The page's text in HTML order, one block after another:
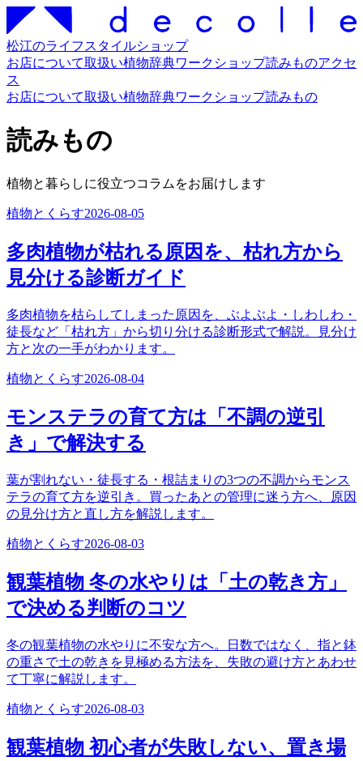
松江のライフスタイルショップ
お店について取扱い植物辞典ワークショップ読みものアクセ
ス
お店について取扱い植物辞典ワークショップ読みもの
読みもの
植物と暮らしに役立つコラムをお届けします
植物とくらす2026-08-05
多肉植物が枯れる原因を、枯れ方から
見分ける診断ガイド
多肉植物を枯らしてしまった原因を、ぶよぶよ・しわしわ・
徒長など「枯れ方」から切り分ける診断形式で解説。見分け
方と次の一手がわかります。
植物とくらす2026-08-04
モンステラの育て方は「不調の逆引
き」で解決する
葉が割れない・徒長する・根詰まりの3つの不調からモンス
テラの育て方を逆引き。買ったあとの管理に迷う方へ、原因
の見分け方と直し方を解説します。
植物とくらす2026-08-03
観葉植物 冬の水やりは「土の乾き方」
で決める判断のコツ
冬の観葉植物の水やりに不安な方へ。日数ではなく、指と鉢
の重さで土の乾きを見極める方法を、失敗の避け方とあわせ
て丁寧に解説します。
植物とくらす2026-08-03
観葉植物 初心者が失敗しない、置き場